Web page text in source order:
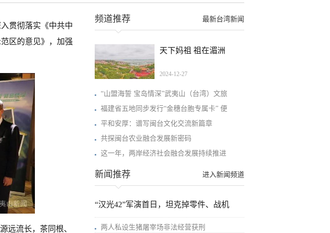
贯彻落实《中共中
区的意见》，加强
远流长，茶同根、
最新台湾新闻
频道推荐
天下妈祖 祖在湄洲
2024-12-27
“山盟海誓 宝岛情深”武夷山（台湾）文旅
福建省五地同步发行“金穗台胞专属卡” 便
平和安厚：谱写闽台文化交流新篇章
共探闽台农业融合发展新密码
这一年，两岸经济社会融合发展持续推进
进入新闻频道
新闻推荐
“汉光42”军演首日，坦克掉零件、战机
两人私设生猪屠宰场非法经营获刑